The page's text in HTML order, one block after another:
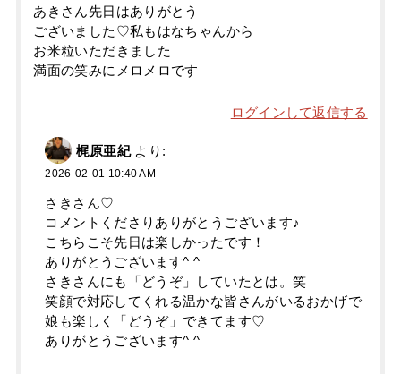
あきさん先日はありがとう
ございました♡私もはなちゃんから
お米粒いただきました
満面の笑みにメロメロです
ログインして返信する
梶原亜紀 より:
2026-02-01 10:40 AM
さきさん♡
コメントくださりありがとうございます♪
こちらこそ先日は楽しかったです！
ありがとうございます^ ^
さきさんにも「どうぞ」していたとは。笑
笑顔で対応してくれる温かな皆さんがいるおかげで
娘も楽しく「どうぞ」できてます♡
ありがとうございます^ ^